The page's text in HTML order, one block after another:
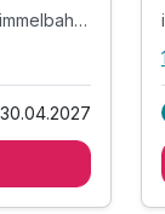
1 x Stadtrundfahrt mit Quedlinburger Bimmelbahn*